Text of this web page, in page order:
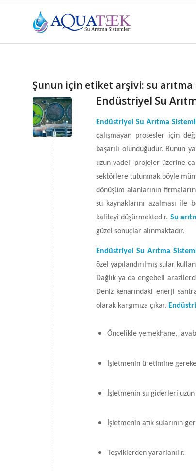
Şunun için etiket arşivi: su
Endüstriyel Su
Endüstriyel Su Arıtma
çalışmayan prosesler için
başarılı olunduğudur. Bunun
uzun vadeli projeler üzerine
sektörlere tutunmak böyle
dönüşüm alanlarının
su kaynaklarını azalması ile
kaliteyi düşürmektedir. Su
güzel sonuçlar alınmaktadır.
Endüstriyel Su Arıtma
özel yapılandırılmış sular
Dağlık ya da engebeli
Deniz kenarındaki enerji
olarak karşımıza çıkar.
Öncelikle yemekhane,
İşletmenin üretimine
İşletmenin su giderleri uzun
İşletmenin atık sularının
Teşviklerden yararlanılır.